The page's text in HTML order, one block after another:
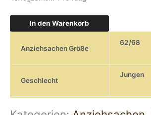
In den Warenkorb
Anziehsachen Größe
62/68
Geschlecht
Jungen